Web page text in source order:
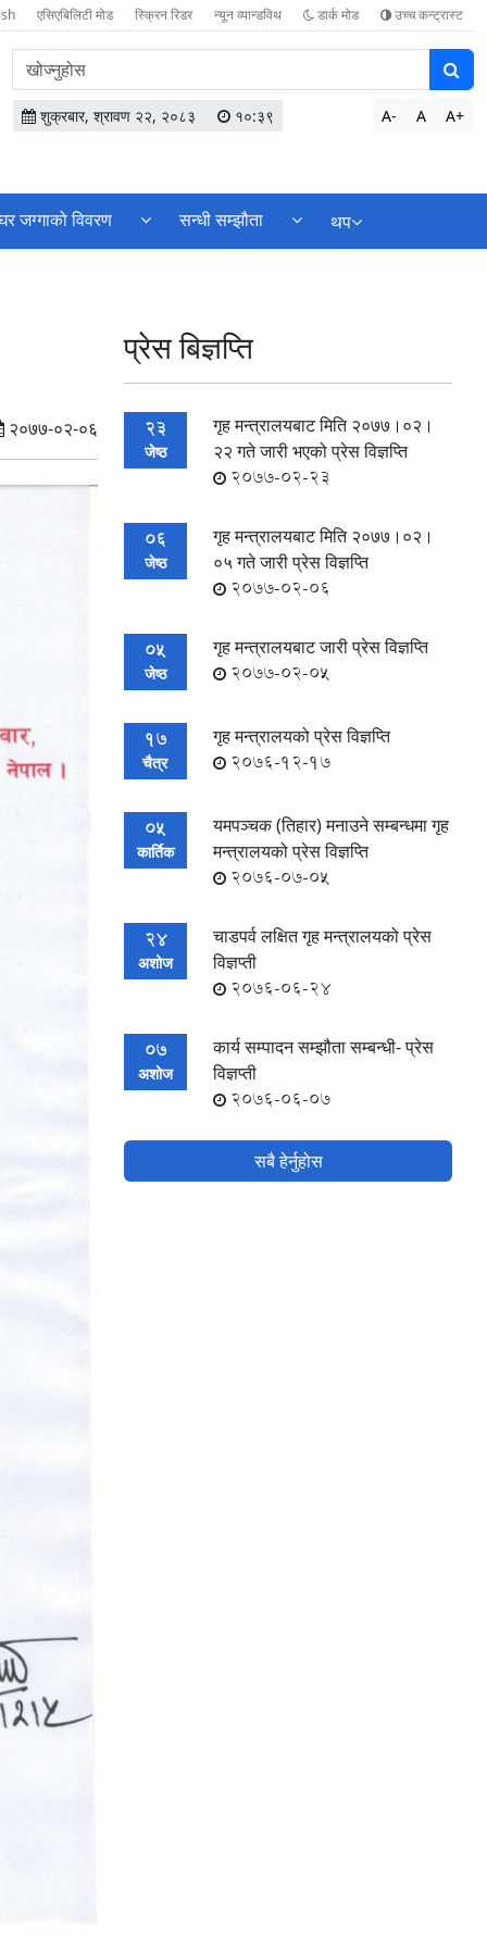
एसिएबिलिटी मोड स्क्रिन रिडर न्यून व्यान्डविथ डार्क मोड उच्च कन्ट्रास्ट
वेबसाइटमा
सामग्री
खोज्नुहोस
शुक्रबार, श्रावण २२, २०८३ १०:३९ A- A A+
जग्गाको विवरण सन्धी सम्झौता थप
२०७७-०२-०६
प्रेस बिज्ञप्ति
23
जेष्ठ
गृह मन्त्रालयबाट मिति २०७७।०२।
२२ गते जारी भएको प्रेस विज्ञप्ति
2077-02-23
06
जेष्ठ
गृह मन्त्रालयबाट मिति २०७७।०२।
०५ गते जारी प्रेस विज्ञप्ति
2077-02-06
05
जेष्ठ
गृह मन्त्रालयबाट जारी प्रेस विज्ञप्ति
2077-02-05
17
चैत्र
गृह मन्त्रालयको प्रेस विज्ञप्ति
2076-12-17
05
कार्तिक
यमपञ्चक (तिहार) मनाउने सम्बन्धमा गृह
मन्त्रालयको प्रेस विज्ञप्ति
2076-07-05
24
अशोज
चाडपर्व लक्षित गृह मन्त्रालयको प्रेस
विज्ञप्ती
2076-06-24
07
अशोज
कार्य सम्पादन सम्झौता सम्बन्धी- प्रेस
विज्ञप्ती
2076-06-07
सबै हेर्नुहोस